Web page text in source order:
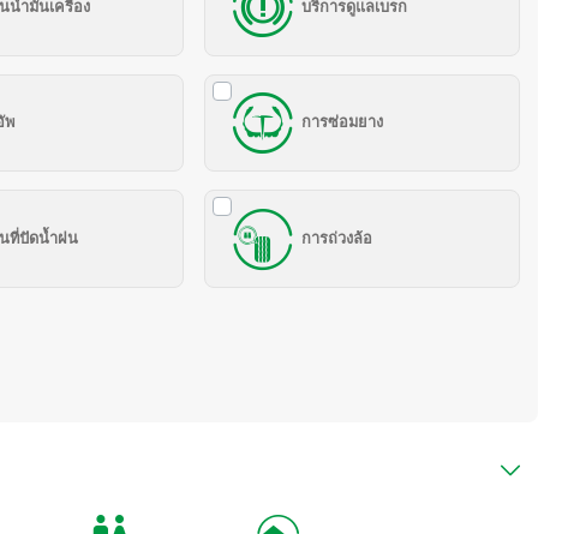
น้ำมันเครื่อง บริการดูแลเบรก
พ การซ่อมยาง
นที่ปัดน้ำฝน การถ่วงล้อ